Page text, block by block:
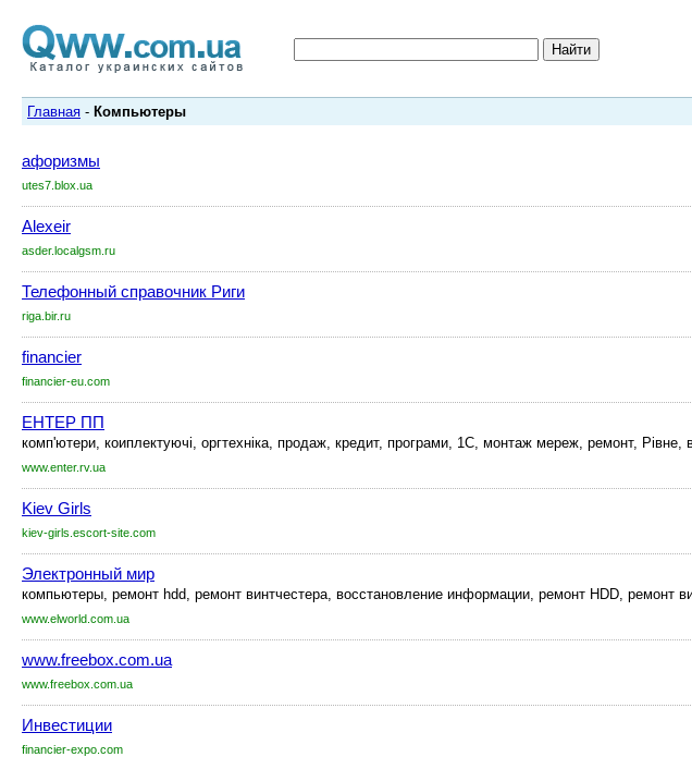
Главная - Компьютеры
афоризмы
utes7.blox.ua
Alexeir
asder.localgsm.ru
Телефонный справочник Риги
riga.bir.ru
financier
financier-eu.com
ЕНТЕР ПП
комп'ютери, коиплектуючі, оргтехніка, продаж, кредит, програми, 1С, монтаж мереж, ремонт, Рівне,
www.enter.rv.ua
Kiev Girls
kiev-girls.escort-site.com
Электронный мир
компьютеры, ремонт hdd, ремонт винтчестера, восстановление информации, ремонт HDD, ремонт
www.elworld.com.ua
www.freebox.com.ua
www.freebox.com.ua
Инвестиции
financier-expo.com